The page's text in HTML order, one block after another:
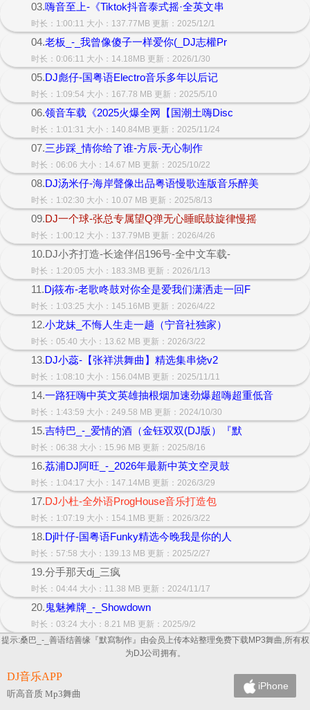
03.嗨音至上-《Tiktok抖音泰式摇·全英文串
时长：1:00:11 大小：137.77MB 更新：2025/12/1
04.老板_-_我曾像傻子一样爱你(_DJ志權Pr
时长：0:06:11 大小：14.18MB 更新：2026/1/30
05.DJ彪仔-国粤语Electro音乐多年以后记
时长：1:09:54 大小：167.78 MB 更新：2025/5/10
06.领音车载《2025火爆全网【国潮土嗨Disc
时长：1:01:31 大小：140.84MB 更新：2025/11/24
07.三步踩_情你给了谁-方辰-无心制作
时长：06:06 大小：14.67 MB 更新：2025/10/22
08.DJ汤米仔-海岸聲像出品粤语慢歌连版音乐醉美
时长：1:02:30 大小：10.07 MB 更新：2025/8/13
09.DJ一个球-张总专属望Q弹无心睡眠鼓旋律慢摇
时长：1:00:12 大小：137.79MB 更新：2026/4/26
10.DJ小齐打造-长途伴侣196号-全中文车载-
时长：1:20:05 大小：183.3MB 更新：2026/1/13
11.Dj筱布-老歌咚鼓对你全是爱我们潇洒走一回F
时长：1:03:25 大小：145.16MB 更新：2026/4/22
12.小龙妹_不悔人生走一趟（宁音社独家）
时长：05:40 大小：13.62 MB 更新：2026/3/22
13.DJ小蕊-【张祥洪舞曲】精选集串烧v2
时长：1:08:10 大小：156.04MB 更新：2025/11/11
14.一路狂嗨中英文英雄抽根烟加速劲爆超嗨超重低音
时长：1:43:59 大小：249.58 MB 更新：2024/10/30
15.吉特巴_-_爱情的酒（金钰双双(DJ版）『默
时长：06:38 大小：15.96 MB 更新：2025/8/16
16.荔浦DJ阿旺_-_2026年最新中英文空灵鼓
时长：1:04:17 大小：147.14MB 更新：2026/3/29
17.DJ小杜-全外语ProgHouse音乐打造包
时长：1:07:19 大小：154.1MB 更新：2026/3/22
18.Dj叶仔-国粤语Funky精选今晚我是你的人
时长：57:58 大小：139.13 MB 更新：2025/2/27
19.分手那天dj_三疯
时长：04:44 大小：11.38 MB 更新：2024/11/17
20.鬼魅摊牌_-_Showdown
时长：03:24 大小：8.21 MB 更新：2025/9/2
提示:桑巴_-_善语结善缘『默寫制作』由会员上传本站整理免费下载MP3舞曲,所有权
为DJ公司拥有。
DJ音乐APP
听高音质 Mp3舞曲
iPhone